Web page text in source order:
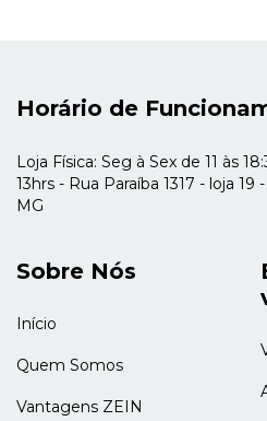
Horário de
Loja Física: Seg à Sex de 11 às
13hrs - Rua Paraíba 1317 - loja
MG
Sobre Nós
Início
Quem Somos
Vantagens ZEIN